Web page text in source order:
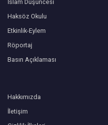
İslam Düşüncesi
Haksöz Okulu
Etkinlik-Eylem
Röportaj
Basın Açıklaması
Hakkımızda
İletişim